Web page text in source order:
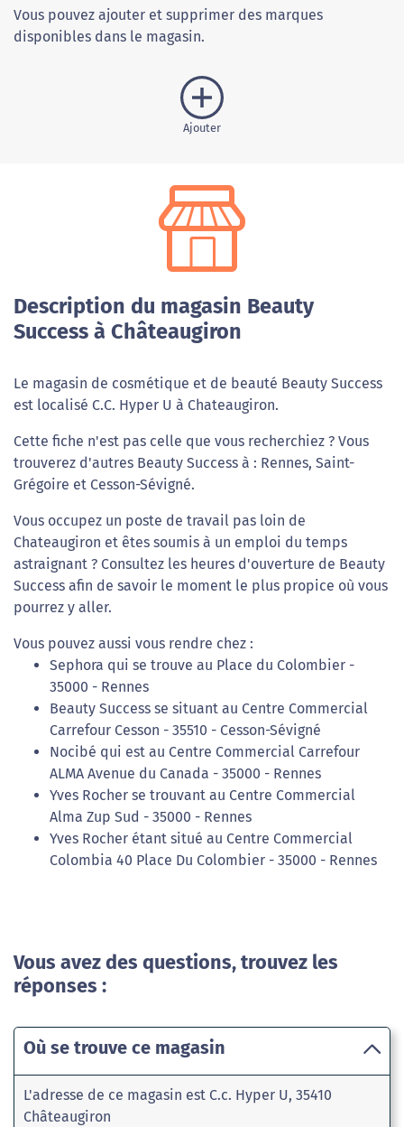
Vous pouvez ajouter et supprimer des marques
disponibles dans le magasin.
Ajouter
Description du magasin Beauty
Success à Châteaugiron
Le magasin de cosmétique et de beauté Beauty Success
est localisé C.C. Hyper U à Chateaugiron.
Cette fiche n'est pas celle que vous recherchiez ? Vous
trouverez d'autres Beauty Success à : Rennes, Saint-
Grégoire et Cesson-Sévigné.
Vous occupez un poste de travail pas loin de
Chateaugiron et êtes soumis à un emploi du temps
astraignant ? Consultez les heures d'ouverture de Beauty
Success afin de savoir le moment le plus propice où vous
pourrez y aller.
Vous pouvez aussi vous rendre chez :
Sephora qui se trouve au Place du Colombier -
35000 - Rennes
Beauty Success se situant au Centre Commercial
Carrefour Cesson - 35510 - Cesson-Sévigné
Nocibé qui est au Centre Commercial Carrefour
ALMA Avenue du Canada - 35000 - Rennes
Yves Rocher se trouvant au Centre Commercial
Alma Zup Sud - 35000 - Rennes
Yves Rocher étant situé au Centre Commercial
Colombia 40 Place Du Colombier - 35000 - Rennes
Vous avez des questions, trouvez les
réponses :
Où se trouve ce magasin
L'adresse de ce magasin est C.c. Hyper U, 35410
Châteaugiron